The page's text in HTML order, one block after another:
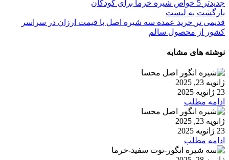
جدیدتر 5 خواص شیره خرما برای کودکان
بازگشت به لیست
قدیمی تر خرید عمده سه شیره اصل با قیمت ارزان در سراسر
کشور از محصول سالم
نوشته های مشابه
ژانویه 23, 2025
23 ژانویه 2025
ادامه مطلب
ژانویه 23, 2025
23 ژانویه 2025
ادامه مطلب